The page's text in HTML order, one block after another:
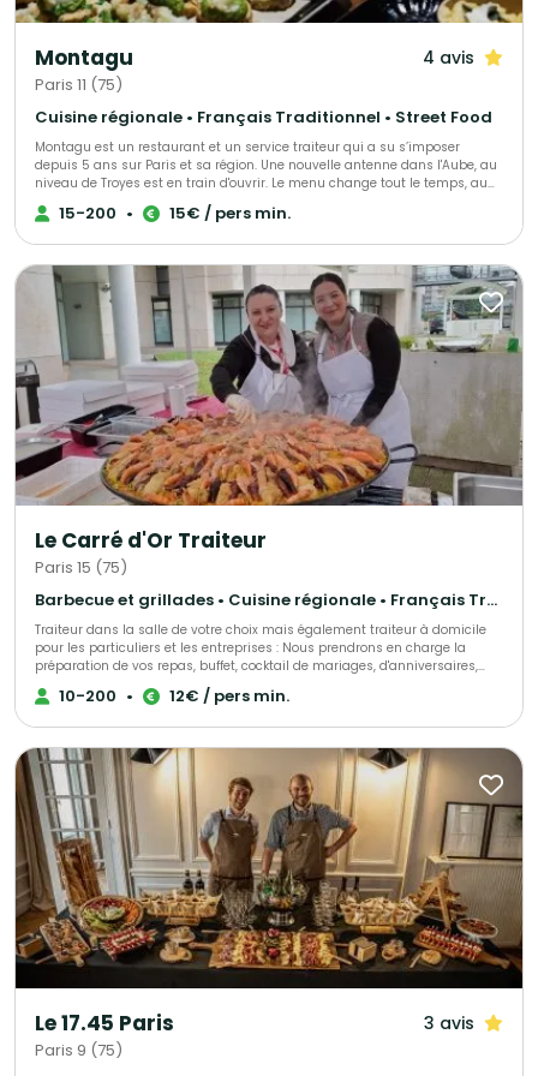
Montagu 4 avis
Paris 11 (75)
Cuisine régionale • Français Traditionnel • Street Food
Montagu est un restaurant et un service traiteur qui a su s’imposer
depuis 5 ans sur Paris et sa région. Une nouvelle antenne dans l'Aube, au
niveau de Troyes est en train d'ouvrir. Le menu change tout le temps, au
gré des saisons et des tendances mais surtout au gré de vos envies et de
vos attentes. Que vous soyez amateur de viande ou de poisson,
plateaux repas. Pour déjeuner ou dîner, pour vos événements privés ou
professionnels, faites nous confiance
15-200 • 15€ / pers min.
Le Carré d'Or Traiteur
Paris 15 (75)
Barbecue et grillades • Cuisine régionale • Français Traditionnel
Traiteur dans la salle de votre choix mais également traiteur à domicile
pour les particuliers et les entreprises : Nous prendrons en charge la
préparation de vos repas, buffet, cocktail de mariages, d'anniversaires,
d'entrepises, ou simplement une livraison de votre met à domicile, sur
votre lieu de travail ou de votre choix. Nous sélectionnons nos produits
Notre cuisine authentique vous régalera et surprendra les plus fin
gourmet. N'hésitez pas à faire appel à nos services ! Spécialistes de
demandes de dernières minutes, nous saurons assurer votre événement
tel que : anniversaire surprise, deuil, fête de naissance et autres.
10-200 • 12€ / pers min.
Le 17.45 Paris 3 avis
Paris 9 (75)